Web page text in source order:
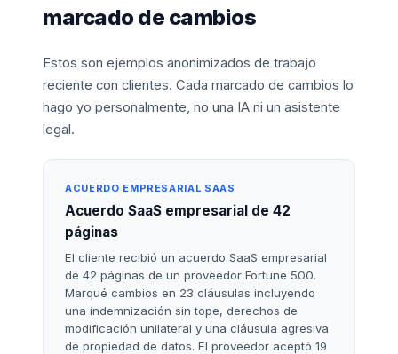
marcado de cambios
Estos son ejemplos anonimizados de trabajo
reciente con clientes. Cada marcado de cambios lo
hago yo personalmente, no una IA ni un asistente
legal.
ACUERDO EMPRESARIAL SAAS
Acuerdo SaaS empresarial de 42
páginas
El cliente recibió un acuerdo SaaS empresarial
de 42 páginas de un proveedor Fortune 500.
Marqué cambios en 23 cláusulas incluyendo
una indemnización sin tope, derechos de
modificación unilateral y una cláusula agresiva
de propiedad de datos. El proveedor aceptó 19